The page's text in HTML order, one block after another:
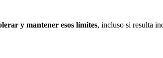
y mantener esos límites, incluso si resulta